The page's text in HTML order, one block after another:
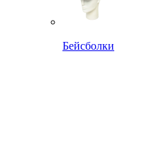
Бейсболки